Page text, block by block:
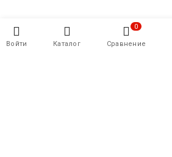
Войти Каталог
0
Сравнение